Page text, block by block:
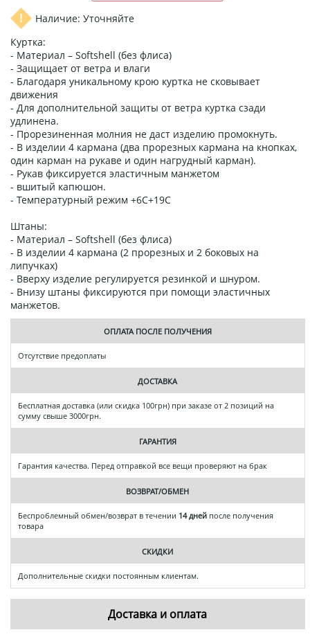
Наличие: Уточняйте
Куртка:
- Материал – Softshell (без флиса)
- Защищает от ветра и влаги
- Благодаря уникальному крою куртка не сковывает
движения
- Для дополнительной защиты от ветра куртка сзади
удлинена.
- Прорезиненная молния не даст изделию промокнуть.
- В изделии 4 кармана (два прорезных кармана на кнопках,
один карман на рукаве и один нагрудный карман).
- Рукав фиксируется эластичным манжетом
- вшитый капюшон.
- Температурный режим +6С+19С
Штаны:
- Материал – Softshell (без флиса)
- В изделии 4 кармана (2 прорезных и 2 боковых на
липучках)
- Вверху изделие регулируется резинкой и шнуром.
- Внизу штаны фиксируются при помощи эластичных
манжетов.
ОПЛАТА ПОСЛЕ ПОЛУЧЕНИЯ
Отсутствие предоплаты
ДОСТАВКА
Бесплатная доставка (или скидка 100грн) при заказе от 2 позиций на
сумму свыше 3000грн.
ГАРАНТИЯ
Гарантия качества. Перед отправкой все вещи проверяют на брак
ВОЗВРАТ/ОБМЕН
Беспроблемный обмен/возврат в течении 14 дней после получения
товара
СКИДКИ
Дополнительные скидки постоянным клиентам.
Доставка и оплата